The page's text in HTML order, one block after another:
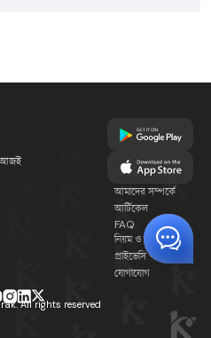
আজই
আমাদের সম্পর্কে
আর্টিকেল
FAQ
নিয়ম ও শর্তাবলী
প্রাইভেসি পলিসি
যোগাযোগ
All rights reserved